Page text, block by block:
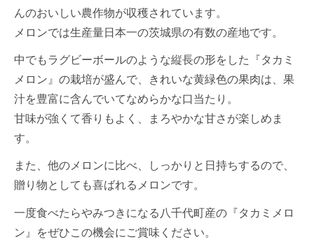
んのおいしい農作物が収穫されています。
メロンでは生産量日本一の茨城県の有数の産地です。
中でもラグビーボールのような縦長の形をした『タカミ
メロン』の栽培が盛んで、きれいな黄緑色の果肉は、果
汁を豊富に含んでいてなめらかな口当たり。
甘味が強くて香りもよく、まろやかな甘さが楽しめま
す。
また、他のメロンに比べ、しっかりと日持ちするので、
贈り物としても喜ばれるメロンです。
一度食べたらやみつきになる八千代町産の『タカミメロ
ン』をぜひこの機会にご賞味ください。